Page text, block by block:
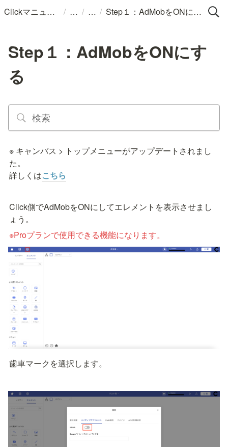
Clickマニュアル / / / Step１：AdMobをONにする
Step１：AdMobをONにす
る
※ キャンバス > トップメニューがアップデートされまし
た。
詳しくはこちら
Click側でAdMobをONにしてエレメントを表示させまし
ょう。
※Proプランで使用できる機能になります。
歯車マークを選択します。